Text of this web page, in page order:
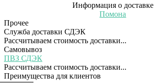
Информация о доставке
Помона
Прочее
Служба доставки СДЭК
Рассчитываем стоимость доставки...
Самовывоз
ПВЗ СДЭК
Рассчитываем стоимость доставки...
Преимущества для клиентов